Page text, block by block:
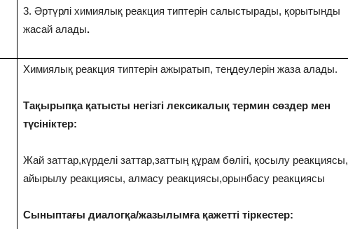
3. Әртүрлі химиялық реакция типтерін салыстырады, қорытынды
жасай алады.
Химиялық реакция типтерін ажыратып, теңдеулерін жаза алады.
Тақырыпқа қатысты негізгі лексикалық термин сөздер мен
түсініктер:
Жай заттар,күрделі заттар,заттың құрам бөлігі, қосылу реакциясы,
айырылу реакциясы, алмасу реакциясы,орынбасу реакциясы
Сыныптағы диалогқа/жазылымға қажетті тіркестер: